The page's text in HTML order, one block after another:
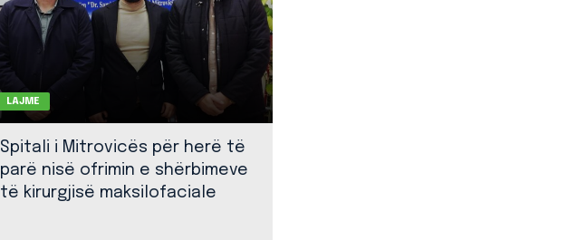
LAJME
Spitali i Mitrovicës për herë të
parë nisë ofrimin e shërbimeve
të kirurgjisë maksilofaciale